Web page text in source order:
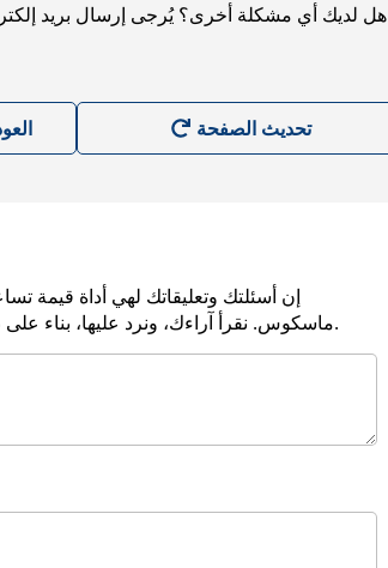
هل لديك أي مشكلة أخرى؟ يُرجى إرسال بريد
إن أسئلتك وتعليقاتك لهي أداة قيمة
ماسكوس. نقرأ آراءك، ونرد عليها، بناء على طلبكم في أسرع وقت ممكن.